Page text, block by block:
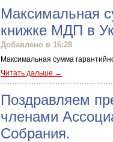
Максимальная
книжке МДП в
Добавлено в 16:28
Максимальная сумма
Читать дальше →
Поздравляем
членами
Собрания.